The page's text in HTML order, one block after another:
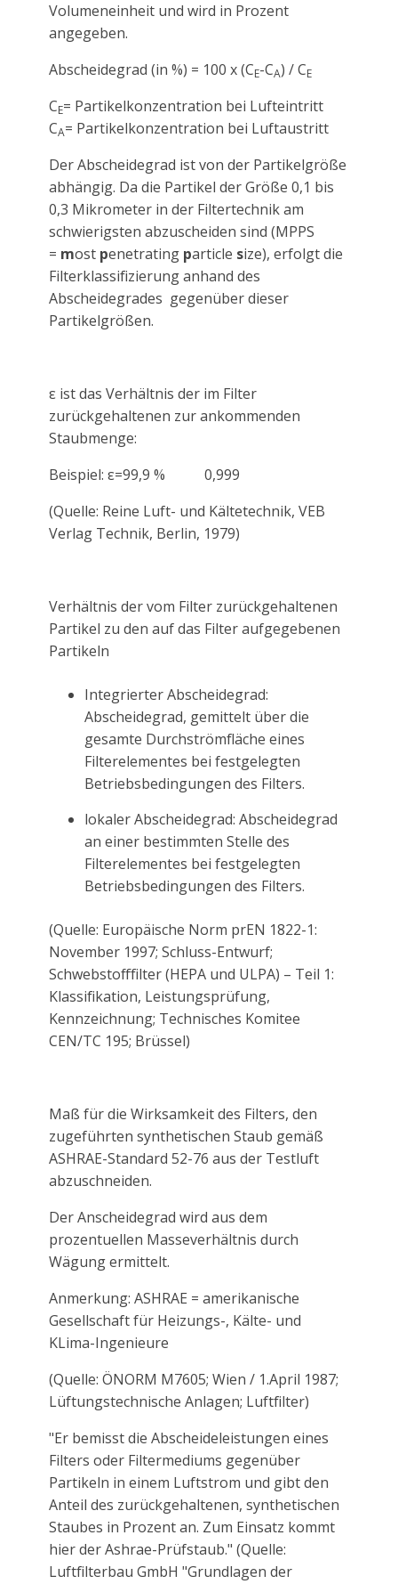
Volumeneinheit und wird in Prozent
angegeben.
Abscheidegrad (in %) = 100 x (CE-CA) / CE
CE= Partikelkonzentration bei Lufteintritt
CA= Partikelkonzentration bei Luftaustritt
Der Abscheidegrad ist von der Partikelgröße
abhängig. Da die Partikel der Größe 0,1 bis
0,3 Mikrometer in der Filtertechnik am
schwierigsten abzuscheiden sind (MPPS
= most penetrating particle size), erfolgt die
Filterklassifizierung anhand des
Abscheidegrades gegenüber dieser
Partikelgrößen.
ε ist das Verhältnis der im Filter
zurückgehaltenen zur ankommenden
Staubmenge:
Beispiel: ε=99,9 % 0,999
(Quelle: Reine Luft- und Kältetechnik, VEB
Verlag Technik, Berlin, 1979)
Verhältnis der vom Filter zurückgehaltenen
Partikel zu den auf das Filter aufgegebenen
Partikeln
Integrierter Abscheidegrad:
Abscheidegrad, gemittelt über die
gesamte Durchströmfläche eines
Filterelementes bei festgelegten
Betriebsbedingungen des Filters.
lokaler Abscheidegrad: Abscheidegrad
an einer bestimmten Stelle des
Filterelementes bei festgelegten
Betriebsbedingungen des Filters.
(Quelle: Europäische Norm prEN 1822-1:
November 1997; Schluss-Entwurf;
Schwebstofffilter (HEPA und ULPA) – Teil 1:
Klassifikation, Leistungsprüfung,
Kennzeichnung; Technisches Komitee
CEN/TC 195; Brüssel)
Maß für die Wirksamkeit des Filters, den
zugeführten synthetischen Staub gemäß
ASHRAE-Standard 52-76 aus der Testluft
abzuschneiden.
Der Anscheidegrad wird aus dem
prozentuellen Masseverhältnis durch
Wägung ermittelt.
Anmerkung: ASHRAE = amerikanische
Gesellschaft für Heizungs-, Kälte- und
KLima-Ingenieure
(Quelle: ÖNORM M7605; Wien / 1.April 1987;
Lüftungstechnische Anlagen; Luftfilter)
"Er bemisst die Abscheideleistungen eines
Filters oder Filtermediums gegenüber
Partikeln in einem Luftstrom und gibt den
Anteil des zurückgehaltenen, synthetischen
Staubes in Prozent an. Zum Einsatz kommt
hier der Ashrae-Prüfstaub." (Quelle:
Luftfilterbau GmbH "Grundlagen der